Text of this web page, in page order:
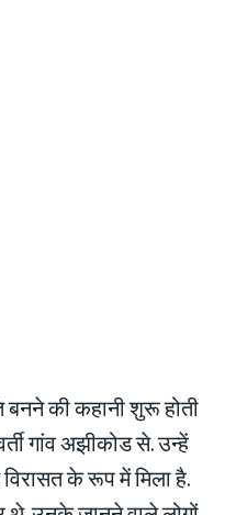
बनने की कहानी शुरू होती
गांव अझीकोड से. उन्हें
विरासत के रूप में मिला है.